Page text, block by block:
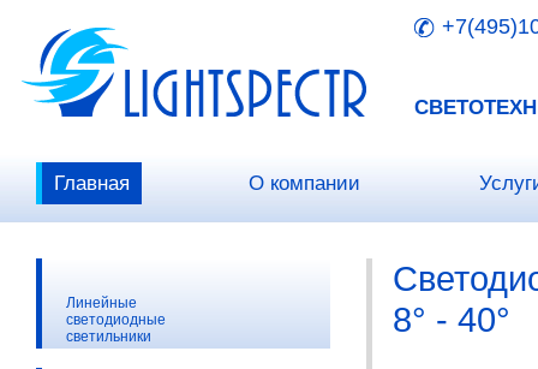
Главная О компании
8° - 40°
Линейные
светодиодные
светильники